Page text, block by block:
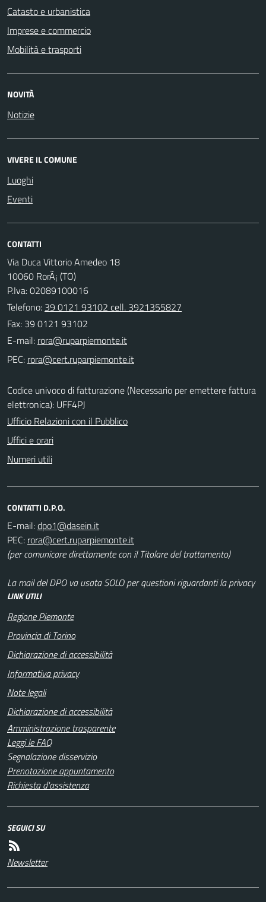
Catasto e urbanistica
Imprese e commercio
Mobilità e trasporti
NOVITÀ
Notizie
VIVERE IL COMUNE
Luoghi
Eventi
CONTATTI
Via Duca Vittorio Amedeo 18
10060 RorÃ¡ (TO)
P.Iva: 02089100016
Telefono: 39 0121 93102 cell. 3921355827
Fax: 39 0121 93102
E-mail:
PEC:
Codice univoco di fatturazione (Necessario per emettere fattura
elettronica): UFF4PJ
Ufficio Relazioni con il Pubblico
Uffici e orari
Numeri utili
CONTATTI D.P.O.
E-mail:
PEC:
(per comunicare direttamente con il Titolare del trattamento)
La mail del DPO va usata SOLO per questioni riguardanti la privacy
LINK UTILI
Regione Piemonte
Provincia di Torino
Dichiarazione di accessibilità
Informativa privacy
Note legali
Dichiarazione di accessibilità
Amministrazione trasparente
Leggi le FAQ
Segnalazione disservizio
Prenotazione appuntamento
Richiesta d'assistenza
SEGUICI SU
Newsletter